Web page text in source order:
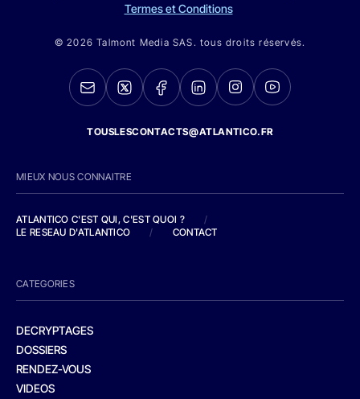
Termes et Conditions
© 2026 Talmont Media SAS. tous droits réservés.
TOUSLESCONTACTS@ATLANTICO.FR
MIEUX NOUS CONNAITRE
ATLANTICO C'EST QUI, C'EST QUOI ?
/
LE RESEAU D'ATLANTICO
/ CONTACT
CATEGORIES
DECRYPTAGES
DOSSIERS
RENDEZ-VOUS
VIDEOS